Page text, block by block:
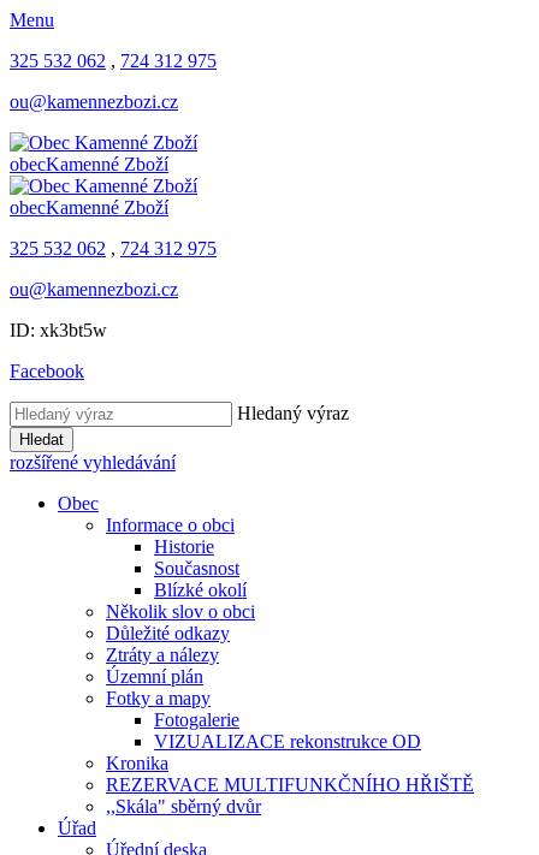
Menu
325 532 062 , 724 312 975
ou@kamennezbozi.cz
obecKamenné Zboží
obecKamenné Zboží
325 532 062 , 724 312 975
ou@kamennezbozi.cz
ID: xk3bt5w
Facebook
Hledaný výraz
Hledat
rozšířené vyhledávání
Obec
Informace o obci
Historie
Současnost
Blízké okolí
Několik slov o obci
Důležité odkazy
Ztráty a nálezy
Územní plán
Fotky a mapy
Fotogalerie
VIZUALIZACE rekonstrukce OD
Kronika
REZERVACE MULTIFUNKČNÍHO HŘIŠTĚ
,,Skála" sběrný dvůr
Úřad
Úřední deska